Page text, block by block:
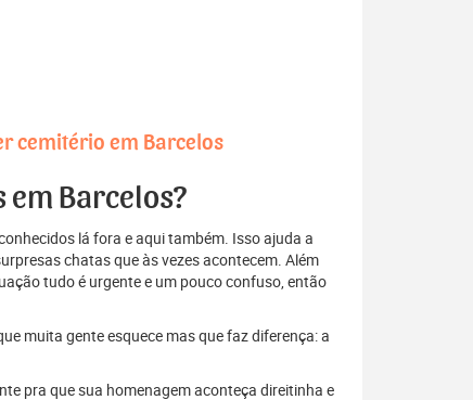
cemitério em Barcelos
Barcelos?
lá fora e aqui também. Isso ajuda a
chatas que às vezes acontecem. Além
tudo é urgente e um pouco confuso, então
muita gente esquece mas que faz diferença: a
pra que sua homenagem aconteça direitinha e